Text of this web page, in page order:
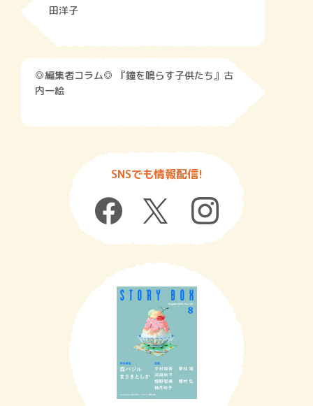
田洋子
◎編集者コラム◎ 『鐘を鳴らす子供たち』古
内一絵
SNSでも情報配信!